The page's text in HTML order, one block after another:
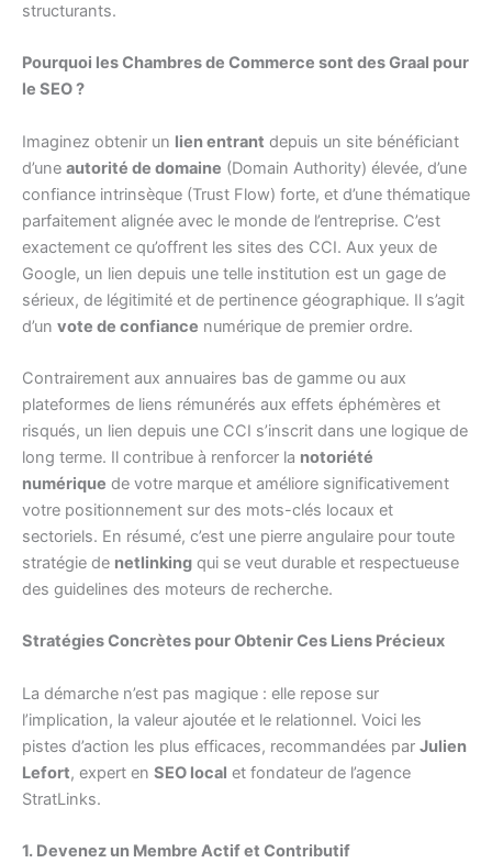
structurants.
Pourquoi les Chambres de Commerce sont des Graal pour
le SEO ?
Imaginez obtenir un lien entrant depuis un site bénéficiant
d’une autorité de domaine (Domain Authority) élevée, d’une
confiance intrinsèque (Trust Flow) forte, et d’une thématique
parfaitement alignée avec le monde de l’entreprise. C’est
exactement ce qu’offrent les sites des CCI. Aux yeux de
Google, un lien depuis une telle institution est un gage de
sérieux, de légitimité et de pertinence géographique. Il s’agit
d’un vote de confiance numérique de premier ordre.
Contrairement aux annuaires bas de gamme ou aux
plateformes de liens rémunérés aux effets éphémères et
risqués, un lien depuis une CCI s’inscrit dans une logique de
long terme. Il contribue à renforcer la notoriété
numérique de votre marque et améliore significativement
votre positionnement sur des mots-clés locaux et
sectoriels. En résumé, c’est une pierre angulaire pour toute
stratégie de netlinking qui se veut durable et respectueuse
des guidelines des moteurs de recherche.
Stratégies Concrètes pour Obtenir Ces Liens Précieux
La démarche n’est pas magique : elle repose sur
l’implication, la valeur ajoutée et le relationnel. Voici les
pistes d’action les plus efficaces, recommandées par Julien
Lefort, expert en SEO local et fondateur de l’agence
StratLinks.
1. Devenez un Membre Actif et Contributif